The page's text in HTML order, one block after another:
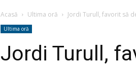
Acasă Ultima oră Jordi Turull, favorit să
Ultima oră
Jordi Turull,